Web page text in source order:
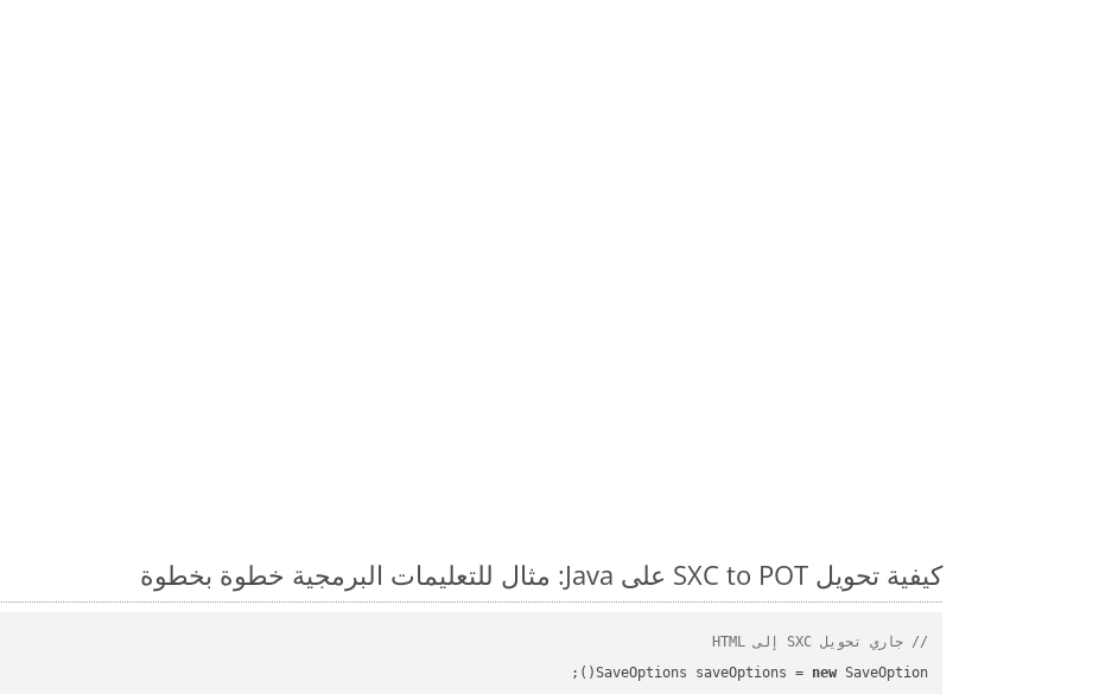
كيفية تحويل SXC to POT على Java: مثال للتعليمات البرمجية خطوة بخطوة
// جاري تحويل SXC إلى HTML
SaveOptions saveOptions = new